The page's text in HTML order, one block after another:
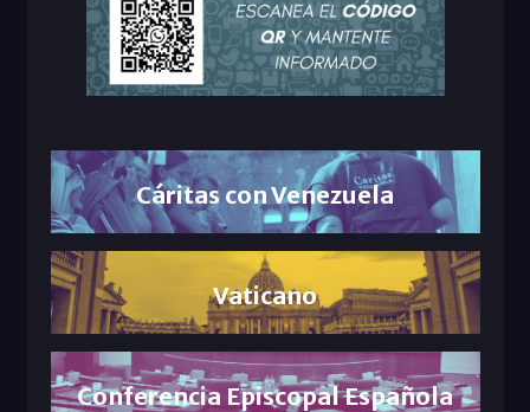
Cáritas con Venezuela
Vaticano
Conferencia Episcopal Española